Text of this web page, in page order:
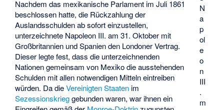
N
a
p
ol
e
o
n
III
.
m
Nachdem das mexikanische Parlament im Juli 1861
beschlossen hatte, die Rückzahlung der
Auslandsschulden ab sofort einzustellen,
unterzeichnete Napoleon III. am 31. Oktober mit
Großbritannien und Spanien den Londoner Vertrag.
Dieser legte fest, dass die unterzeichnenden
Nationen gemeinsam von Mexiko die ausstehenden
Schulden mit allen notwendigen Mitteln eintreiben
würden. Da dieVereinigten Staaten im
Sezessionskrieggebunden waren, war ihnen ein